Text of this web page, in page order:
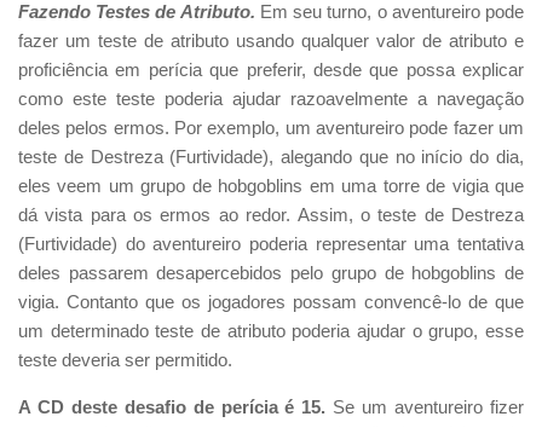
Fazendo Testes de Atributo. Em seu turno, o aventureiro pode
fazer um teste de atributo usando qualquer valor de atributo e
proficiência em perícia que preferir, desde que possa explicar
como este teste poderia ajudar razoavelmente a navegação
deles pelos ermos. Por exemplo, um aventureiro pode fazer um
teste de Destreza (Furtividade), alegando que no início do dia,
eles veem um grupo de hobgoblins em uma torre de vigia que
dá vista para os ermos ao redor. Assim, o teste de Destreza
(Furtividade) do aventureiro poderia representar uma tentativa
deles passarem desapercebidos pelo grupo de hobgoblins de
vigia. Contanto que os jogadores possam convencê-lo de que
um determinado teste de atributo poderia ajudar o grupo, esse
teste deveria ser permitido.
A CD deste desafio de perícia é 15. Se um aventureiro fizer